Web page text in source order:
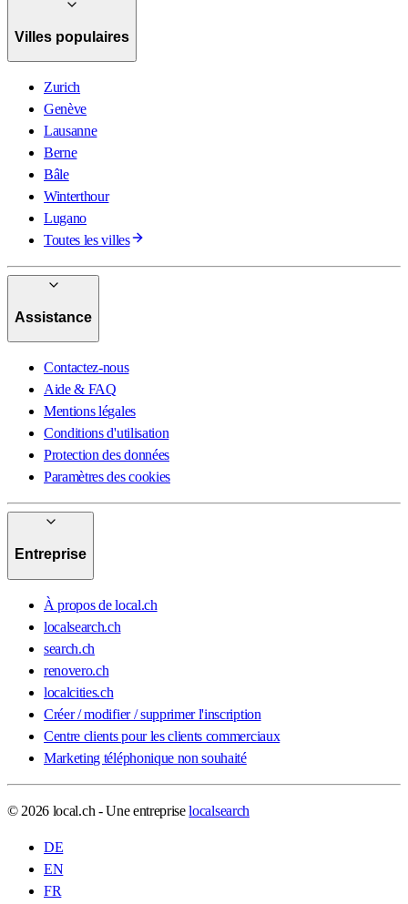
Villes populaires
Zurich
Genève
Lausanne
Berne
Bâle
Winterthour
Lugano
Toutes les villes
Assistance
Contactez-nous
Aide & FAQ
Mentions légales
Conditions d'utilisation
Protection des données
Paramètres des cookies
Entreprise
À propos de local.ch
localsearch.ch
search.ch
renovero.ch
localcities.ch
Créer / modifier / supprimer l'inscription
Centre clients pour les clients commerciaux
Marketing téléphonique non souhaité
© 2026 local.ch - Une entrepriselocalsearch
DE
EN
FR